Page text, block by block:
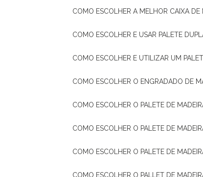
COMO ESCOLHER A MELHOR CAIXA
COMO ESCOLHER E USAR PALETE
COMO ESCOLHER E UTILIZAR UM
COMO ESCOLHER O ENGRADADO DE
COMO ESCOLHER O PALETE DE
COMO ESCOLHER O PALETE DE
COMO ESCOLHER O PALETE DE
COMO ESCOLHER O PALLET DE